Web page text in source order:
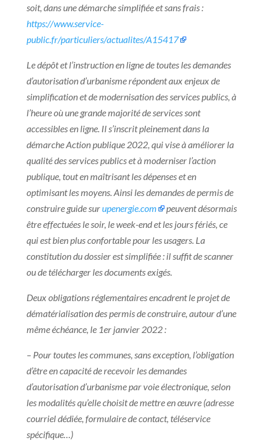
soit, dans une démarche simplifiée et sans frais :
https://www.service-
public.fr/particuliers/actualites/A15417
Le dépôt et l’instruction en ligne de toutes les demandes
d’autorisation d’urbanisme répondent aux enjeux de
simplification et de modernisation des services publics, à
l’heure où une grande majorité de services sont
accessibles en ligne. Il s’inscrit pleinement dans la
démarche Action publique 2022, qui vise à améliorer la
qualité des services publics et à moderniser l’action
publique, tout en maîtrisant les dépenses et en
optimisant les moyens. Ainsi les demandes de permis de
construire guide surupenergie.com
peuvent désormais
être effectuées le soir, le week-end et les jours fériés, ce
qui est bien plus confortable pour les usagers. La
constitution du dossier est simplifiée : il suffit de scanner
ou de télécharger les documents exigés.
Deux obligations réglementaires encadrent le projet de
dématérialisation des permis de construire, autour d’une
même échéance, le 1er janvier 2022 :
– Pour toutes les communes, sans exception, l’obligation
d’être en capacité de recevoir les demandes
d’autorisation d’urbanisme par voie électronique, selon
les modalités qu’elle choisit de mettre en œuvre (adresse
courriel dédiée, formulaire de contact, téléservice
spécifique…)